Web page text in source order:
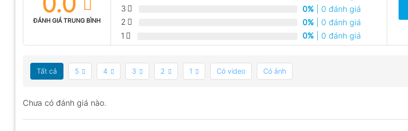
ĐÁNH GIÁ TRUNG BÌNH
3
0% | 0 đánh giá
2
0% | 0 đánh giá
1
0% | 0 đánh giá
Tất cả 5 4 3 2 1 Có video Có ảnh
Chưa có đánh giá nào.